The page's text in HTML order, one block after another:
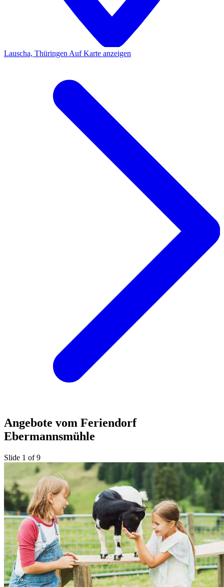
Lauscha, Thüringen Auf Karte anzeigen
Angebote vom Feriendorf
Ebermannsmühle
Slide 1 of 9